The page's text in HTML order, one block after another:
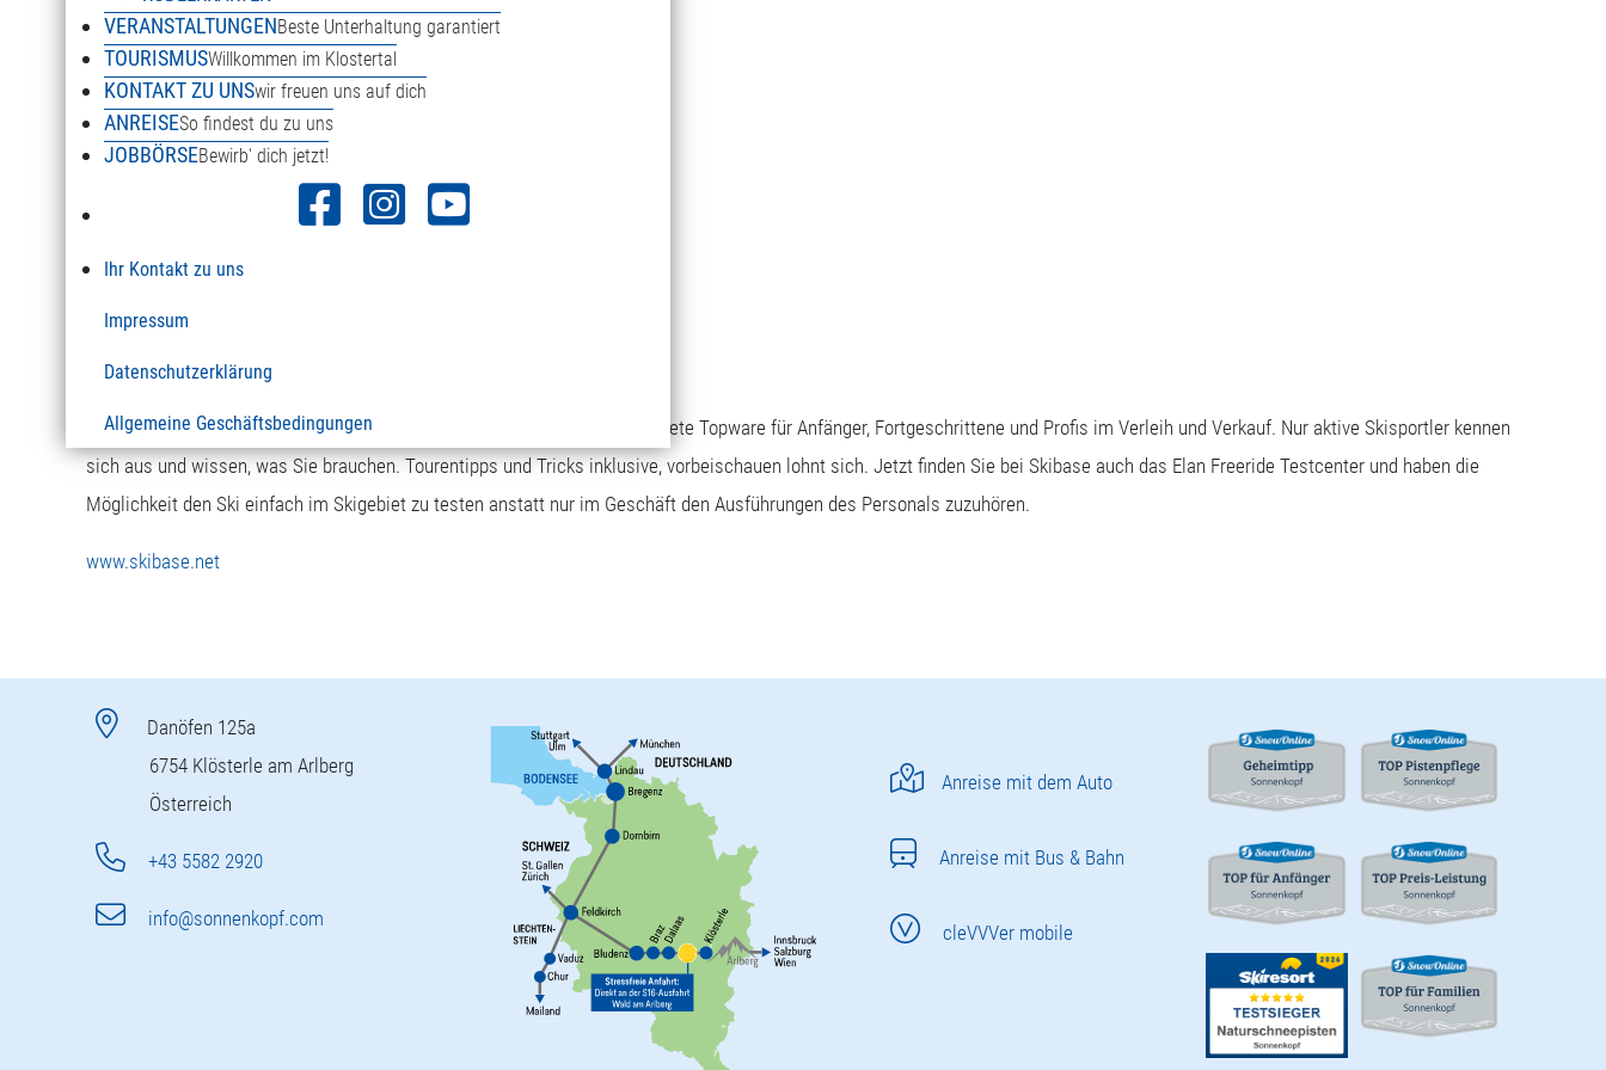
VERANSTALTUNGENBeste Unterhaltung garantiert
TOURISMUSWillkommen im Klostertal
KONTAKT ZU UNSwir freuen uns auf dich
ANREISESo findest du zu uns
JOBBÖRSEBewirb' dich jetzt!
Ihr Kontakt zu uns
Impressum
Datenschutzerklärung
Allgemeine Geschäftsbedingungen
SKIBASE
Einmal in Klösterle und einmal in Wald zu finden, bietet die Skibase getestete Topware für Anfänger, Fortgeschrittene und Profis im Verleih und Verkauf. Nur aktive Skisportler kennen
sich aus und wissen, was Sie brauchen. Tourentipps und Tricks inklusive, vorbeischauen lohnt sich. Jetzt finden Sie bei Skibase auch das Elan Freeride Testcenter und haben die
Möglichkeit den Ski einfach im Skigebiet zu testen anstatt nur im Geschäft den Ausführungen des Personals zuzuhören.
www.skibase.net
Danöfen 125a
6754 Klösterle am Arlberg
Österreich
+43 5582 2920
info@sonnenkopf.com
Anreise mit dem Auto
Anreise mit Bus & Bahn
cleVVVer mobile